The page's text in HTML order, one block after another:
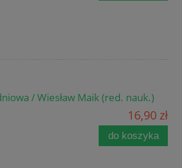
/ Wiesław Maik (red. nauk.)
16,90 zł
do koszyka